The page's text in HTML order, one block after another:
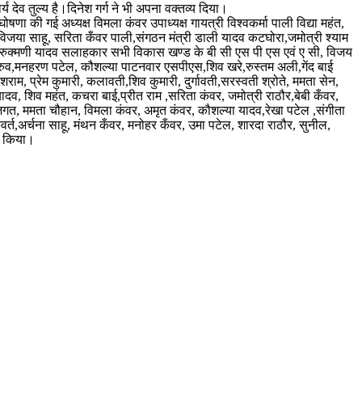
देव तुल्य है।दिनेश गर्ग ने भी अपना वक्तव्य दिया।
की गई अध्यक्ष विमला कंवर उपाध्यक्ष गायत्री विश्वकर्मा पाली विद्या महंत,
साहू, सरिता कँवर पाली,संगठन मंत्री डाली यादव कटघोरा,जमोत्री श्याम
यादव सलाहकार सभी विकास खण्ड के बी सी एस पी एस एवं ए सी, विजय
पटेल, कौशल्या पाटनवार एसपीएस,शिव खरे,रुस्तम अली,गेंद बाई
प्रेम कुमारी, कलावती,शिव कुमारी, दुर्गावती,सरस्वती श्रोते, ममता सेन,
शिव महंत, कचरा बाई,प्रीत राम ,सरिता कंवर, जमोत्री राठौर,बेबी कँवर,
ममता चौहान, विमला कंवर, अमृत कंवर, कौशल्या यादव,रेखा पटेल ,संगीता
साहू, मंथन कँवर, मनोहर कँवर, उमा पटेल, शारदा राठौर, सुनील,